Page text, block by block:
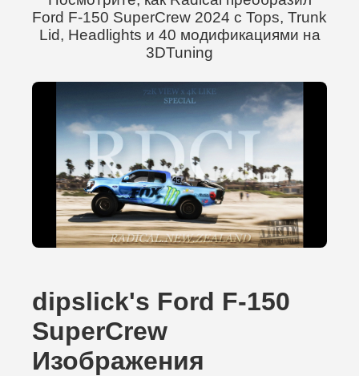
Ford F-150 SuperCrew 2024 с Tops, Trunk
Lid, Headlights и 40 модификациями на
3DTuning
dipslick's Ford F-150
SuperCrew
Изображения